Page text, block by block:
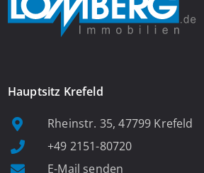
Hauptsitz Krefeld
Rheinstr. 35, 47799 Krefeld
+49 2151-80720
E-Mail senden